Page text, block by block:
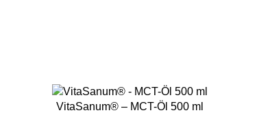
IN DEN WARENKORB
VitaSanum® – MCT-Öl 500 ml